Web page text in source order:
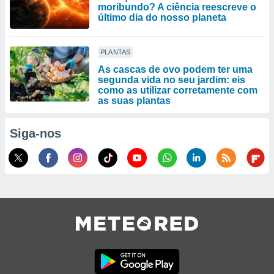
moribundo? A ciência reescreve o
último dia do nosso planeta
PLANTAS
As cascas de ovo podem ter uma
segunda vida no seu jardim: eis
como as utilizar corretamente com
as suas plantas
Siga-nos